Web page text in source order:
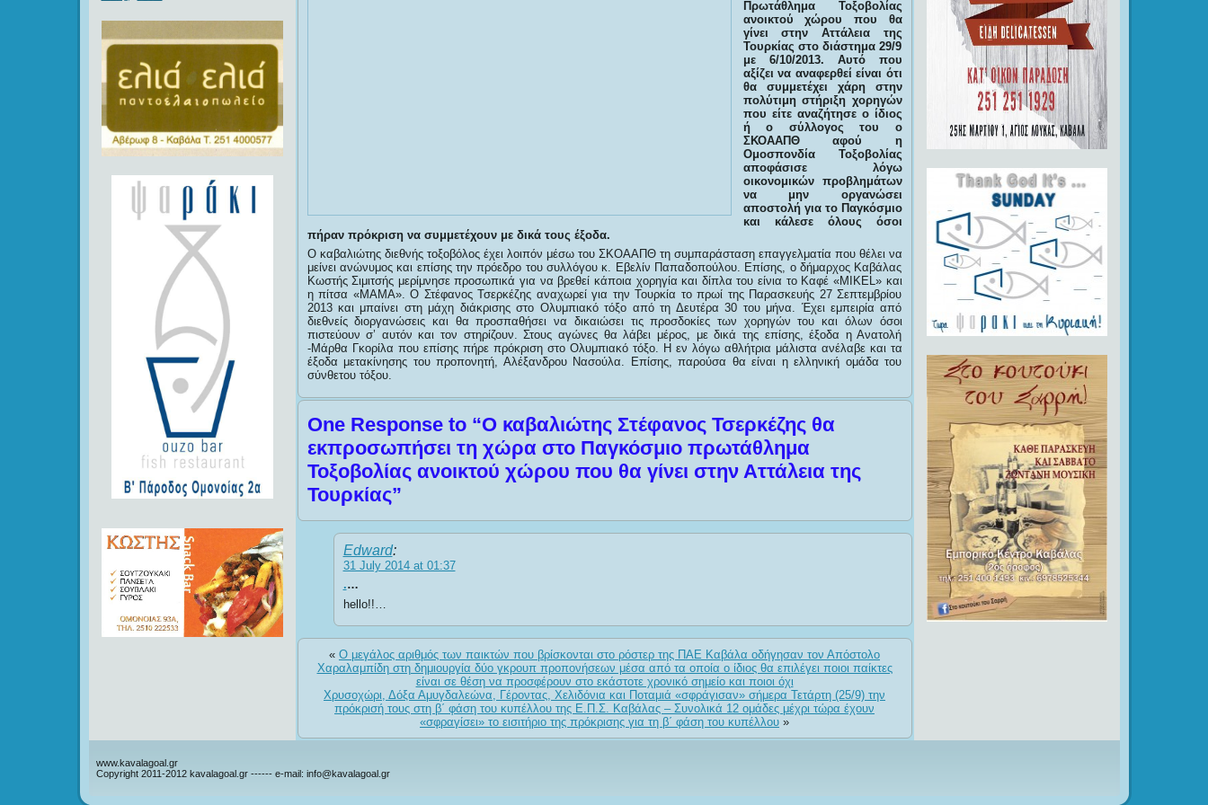
Πρωτάθλημα Τοξοβολίας
ανοικτού χώρου που θα
γίνει στην Αττάλεια της
Τουρκίας στο διάστημα 29/9
με 6/10/2013. Αυτό που
αξίζει να αναφερθεί είναι ότι
θα συμμετέχει χάρη στην
πολύτιμη στήριξη χορηγών
που είτε αναζήτησε ο ίδιος
ή ο σύλλογος του ο
ΣΚΟΑΑΠΘ αφού η
Ομοσπονδία Τοξοβολίας
αποφάσισε λόγω
οικονομικών προβλημάτων
να μην οργανώσει
αποστολή για το Παγκόσμιο
και κάλεσε όλους όσοι
πήραν πρόκριση να συμμετέχουν με δικά τους έξοδα.
Ο καβαλιώτης διεθνής τοξοβόλος έχει λοιπόν μέσω του ΣΚΟΑΑΠΘ τη συμπαράσταση επαγγελματία που θέλει να
μείνει ανώνυμος και επίσης την πρόεδρο του συλλόγου κ. Εβελίν Παπαδοπούλου. Επίσης, ο δήμαρχος Καβάλας
Κωστής Σιμιτσής μερίμνησε προσωπικά για να βρεθεί κάποια χορηγία και δίπλα του είνια το Καφέ «MIKEL» και
η πίτσα «ΜΑΜΑ». Ο Στέφανος Τσερκέζης αναχωρεί για την Τουρκία το πρωί της Παρασκευής 27 Σεπτεμβρίου
2013 και μπαίνει στη μάχη διάκρισης στο Ολυμπιακό τόξο από τη Δευτέρα 30 του μήνα. Έχει εμπειρία από
διεθνείς διοργανώσεις και θα προσπαθήσει να δικαιώσει τις προσδοκίες των χορηγών του και όλων όσοι
πιστεύουν σ’ αυτόν και τον στηρίζουν. Στους αγώνες θα λάβει μέρος, με δικά της επίσης, έξοδα η Ανατολή
-Μάρθα Γκορίλα που επίσης πήρε πρόκριση στο Ολυμπιακό τόξο. Η εν λόγω αθλήτρια μάλιστα ανέλαβε και τα
έξοδα μετακίνησης του προπονητή, Αλέξανδρου Νασούλα. Επίσης, παρούσα θα είναι η ελληνική ομάδα του
σύνθετου τόξου.
One Response to “Ο καβαλιώτης Στέφανος Τσερκέζης θα
εκπροσωπήσει τη χώρα στο Παγκόσμιο πρωτάθλημα
Τοξοβολίας ανοικτού χώρου που θα γίνει στην Αττάλεια της
Τουρκίας”
Edward:
31 July 2014 at 01:37
.…
hello!!…
« Ο μεγάλος αριθμός των παικτών που βρίσκονται στο ρόστερ της ΠΑΕ Καβάλα οδήγησαν τον Απόστολο
Χαραλαμπίδη στη δημιουργία δύο γκρουπ προπονήσεων μέσα από τα οποία ο ίδιος θα επιλέγει ποιοι παίκτες
είναι σε θέση να προσφέρουν στο εκάστοτε χρονικό σημείο και ποιοι όχι
Χρυσοχώρι, Δόξα Αμυγδαλεώνα, Γέροντας, Χελιδόνια και Ποταμιά «σφράγισαν» σήμερα Τετάρτη (25/9) την
πρόκρισή τους στη β΄ φάση του κυπέλλου της Ε.Π.Σ. Καβάλας – Συνολικά 12 ομάδες μέχρι τώρα έχουν
«σφραγίσει» το εισιτήριο της πρόκρισης για τη β΄ φάση του κυπέλλου »
www.kavalagoal.gr
Copyright 2011-2012 kavalagoal.gr ------ e-mail: info@kavalagoal.gr